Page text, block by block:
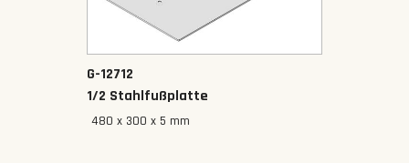
G-12712
1/2 Stahlfußplatte
480 x 300 x 5 mm